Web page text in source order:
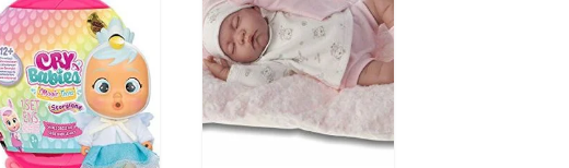
z
z
o
o
r
i
z
o
a
t
t